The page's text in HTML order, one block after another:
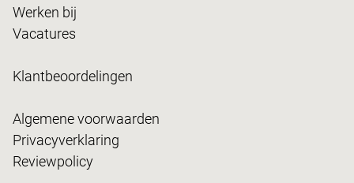
Werken bij
Vacatures
Klantbeoordelingen
Algemene voorwaarden
Privacyverklaring
Reviewpolicy